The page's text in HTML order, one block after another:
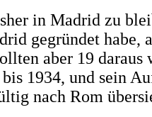
in Madrid zu
gegründet
aber 19
1934, und sein
nach Rom